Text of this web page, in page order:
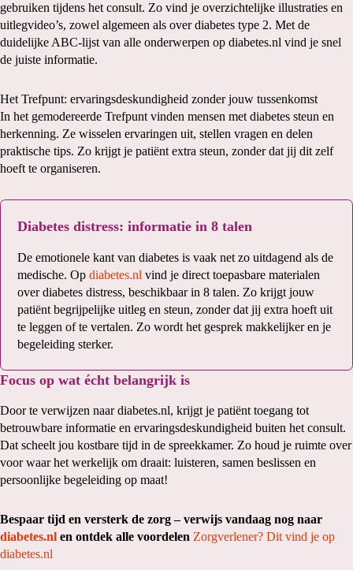
gebruiken tijdens het consult. Zo vind je overzichtelijke illustraties en
uitlegvideo’s, zowel algemeen als over diabetes type 2. Met de
duidelijke ABC-lijst van alle onderwerpen op diabetes.nl vind je snel
de juiste informatie.
Het Trefpunt: ervaringsdeskundigheid zonder jouw tussenkomst
In het gemodereerde Trefpunt vinden mensen met diabetes steun en
herkenning. Ze wisselen ervaringen uit, stellen vragen en delen
praktische tips. Zo krijgt je patiënt extra steun, zonder dat jij dit zelf
hoeft te organiseren.
Diabetes distress: informatie in 8 talen
De emotionele kant van diabetes is vaak net zo uitdagend als de
medische. Opdiabetes.nlvind je direct toepasbare materialen
over diabetes distress, beschikbaar in 8 talen. Zo krijgt jouw
patiënt begrijpelijke uitleg en steun, zonder dat jij extra hoeft uit
te leggen of te vertalen. Zo wordt het gesprek makkelijker en je
begeleiding sterker.
Focus op wat écht belangrijk is
Door te verwijzen naar diabetes.nl, krijgt je patiënt toegang tot
betrouwbare informatie en ervaringsdeskundigheid buiten het consult.
Dat scheelt jou kostbare tijd in de spreekkamer. Zo houd je ruimte over
voor waar het werkelijk om draait: luisteren, samen beslissen en
persoonlijke begeleiding op maat!
Bespaar tijd en versterk de zorg – verwijs vandaag nog naar
diabetes.nl en ontdek alle voordelen Zorgverlener? Dit vind je op
diabetes.nl